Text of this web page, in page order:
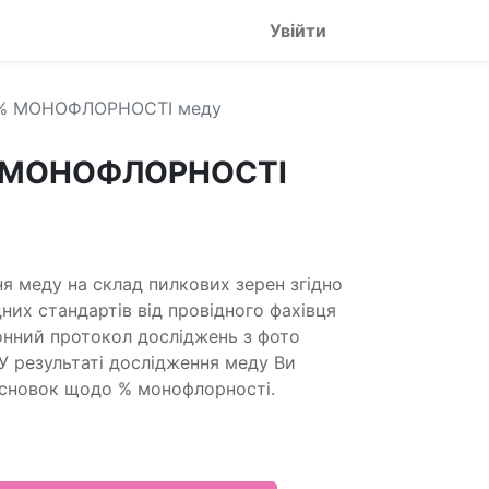
Увійти
МОНОФЛОРНОСТІ меду
МОНОФЛОРНОСТІ
меду на склад пилкових зерен згідно
стандартів від провідного фахівця
протокол досліджень з фото
дослідження меду Ви
щодо % монофлорності.